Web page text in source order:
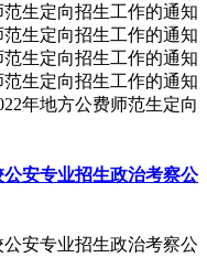
年地方公费师范生定向
安专业招生政治考察公
安专业招生政治考察公